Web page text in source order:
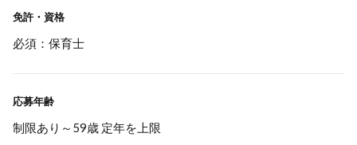
免許・資格
必須：保育士
応募年齢
制限あり～59歳 定年を上限